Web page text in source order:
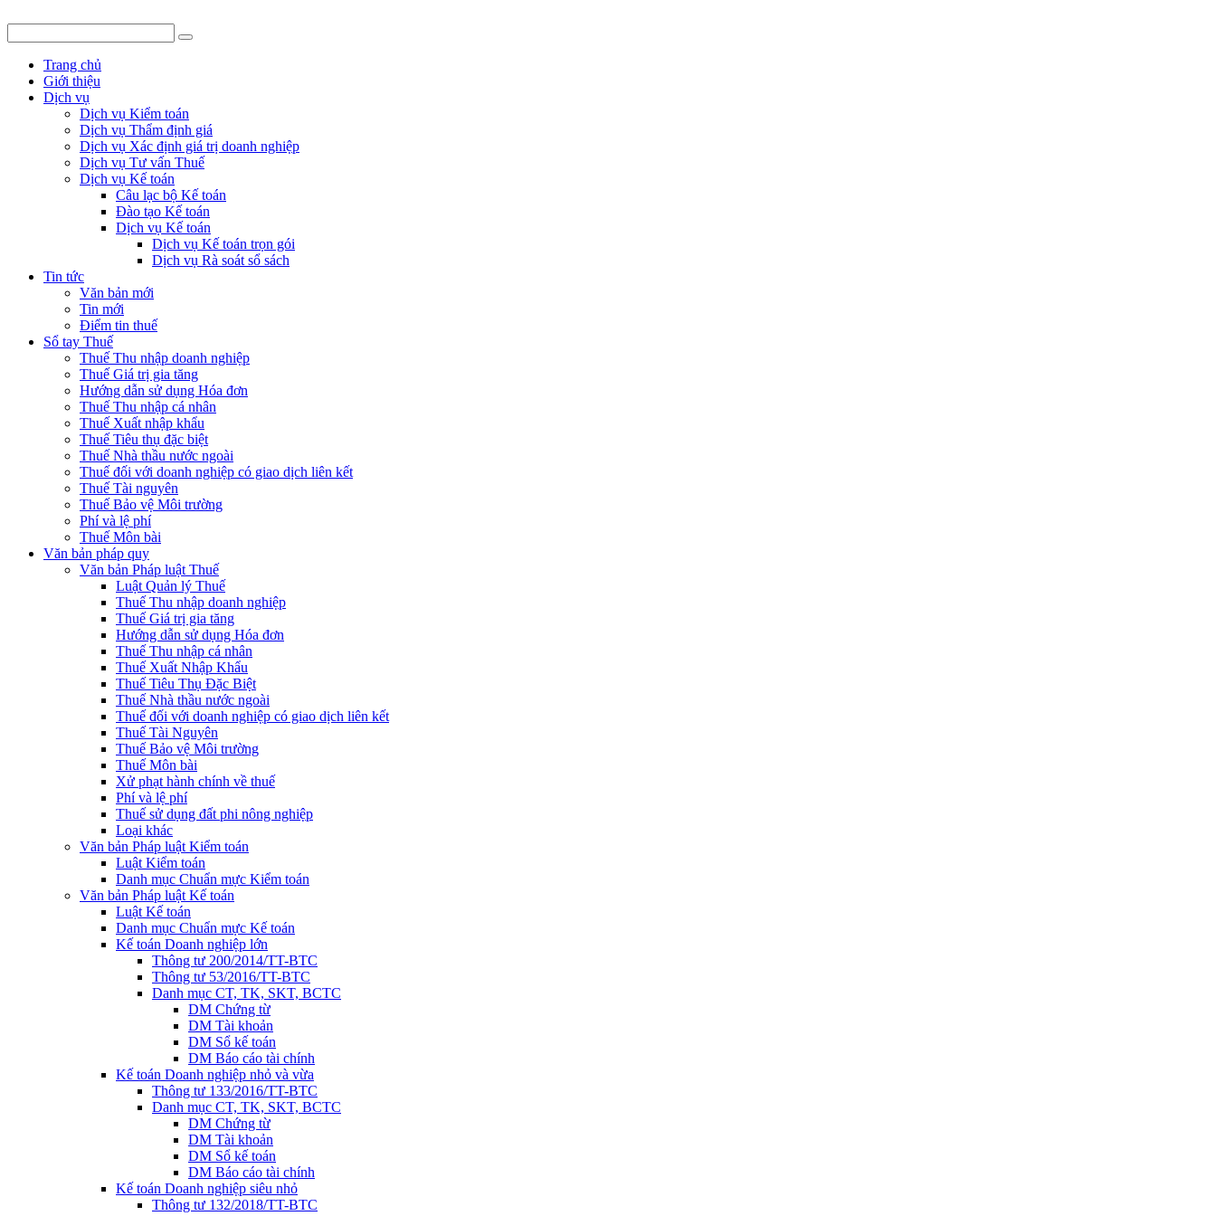
Trang chủ
Giới thiệu
Dịch vụ
Dịch vụ Kiểm toán
Dịch vụ Thẩm định giá
Dịch vụ Xác định giá trị doanh nghiệp
Dịch vụ Tư vấn Thuế
Dịch vụ Kế toán
Câu lạc bộ Kế toán
Đào tạo Kế toán
Dịch vụ Kế toán
Dịch vụ Kế toán trọn gói
Dịch vụ Rà soát sổ sách
Tin tức
Văn bản mới
Tin mới
Điểm tin thuế
Sổ tay Thuế
Thuế Thu nhập doanh nghiệp
Thuế Giá trị gia tăng
Hướng dẫn sử dụng Hóa đơn
Thuế Thu nhập cá nhân
Thuế Xuất nhập khẩu
Thuế Tiêu thụ đặc biệt
Thuế Nhà thầu nước ngoài
Thuế đối với doanh nghiệp có giao dịch liên kết
Thuế Tài nguyên
Thuế Bảo vệ Môi trường
Phí và lệ phí
Thuế Môn bài
Văn bản pháp quy
Văn bản Pháp luật Thuế
Luật Quản lý Thuế
Thuế Thu nhập doanh nghiệp
Thuế Giá trị gia tăng
Hướng dẫn sử dụng Hóa đơn
Thuế Thu nhập cá nhân
Thuế Xuất Nhập Khẩu
Thuế Tiêu Thụ Đặc Biệt
Thuế Nhà thầu nước ngoài
Thuế đối với doanh nghiệp có giao dịch liên kết
Thuế Tài Nguyên
Thuế Bảo vệ Môi trường
Thuế Môn bài
Xử phạt hành chính về thuế
Phí và lệ phí
Thuế sử dụng đất phi nông nghiệp
Loại khác
Văn bản Pháp luật Kiểm toán
Luật Kiểm toán
Danh mục Chuẩn mực Kiểm toán
Văn bản Pháp luật Kế toán
Luật Kế toán
Danh mục Chuẩn mực Kế toán
Kế toán Doanh nghiệp lớn
Thông tư 200/2014/TT-BTC
Thông tư 53/2016/TT-BTC
Danh mục CT, TK, SKT, BCTC
DM Chứng từ
DM Tài khoản
DM Sổ kế toán
DM Báo cáo tài chính
Kế toán Doanh nghiệp nhỏ và vừa
Thông tư 133/2016/TT-BTC
Danh mục CT, TK, SKT, BCTC
DM Chứng từ
DM Tài khoản
DM Sổ kế toán
DM Báo cáo tài chính
Kế toán Doanh nghiệp siêu nhỏ
Thông tư 132/2018/TT-BTC